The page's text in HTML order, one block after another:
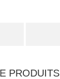
PRODUITS